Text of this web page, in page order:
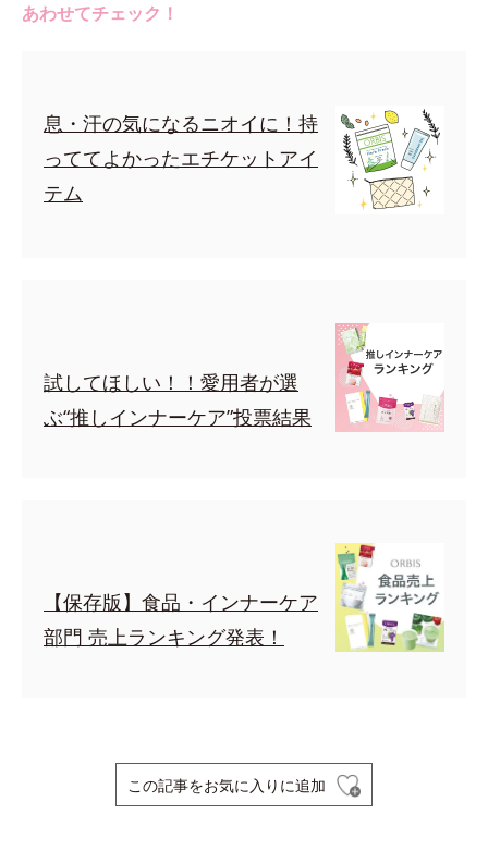
あわせてチェック！
息・汗の気になるニオイに！持
っててよかったエチケットアイ
テム
試してほしい！！愛用者が選
ぶ“推しインナーケア”投票結果
【保存版】食品・インナーケア
部門 売上ランキング発表！
この記事をお気に入りに追加